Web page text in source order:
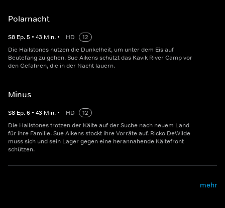
Polarnacht
S8 Ep.5 • 43 Min. • HD
12
Die Hailstones nutzen die Dunkelheit, um unter dem Eis auf
Beutefang zu gehen. Sue Aikens schützt das Kavik River Camp vor
den Gefahren, die in der Nacht lauern.
Minus
S8 Ep.6 • 43 Min. • HD
12
Die Hailstones trotzen der Kälte auf der Suche nach neuem Land
für ihre Familie. Sue Aikens stockt ihre Vorräte auf. Ricko DeWilde
muss sich und sein Lager gegen eine herannahende Kältefront
schützen.
mehr